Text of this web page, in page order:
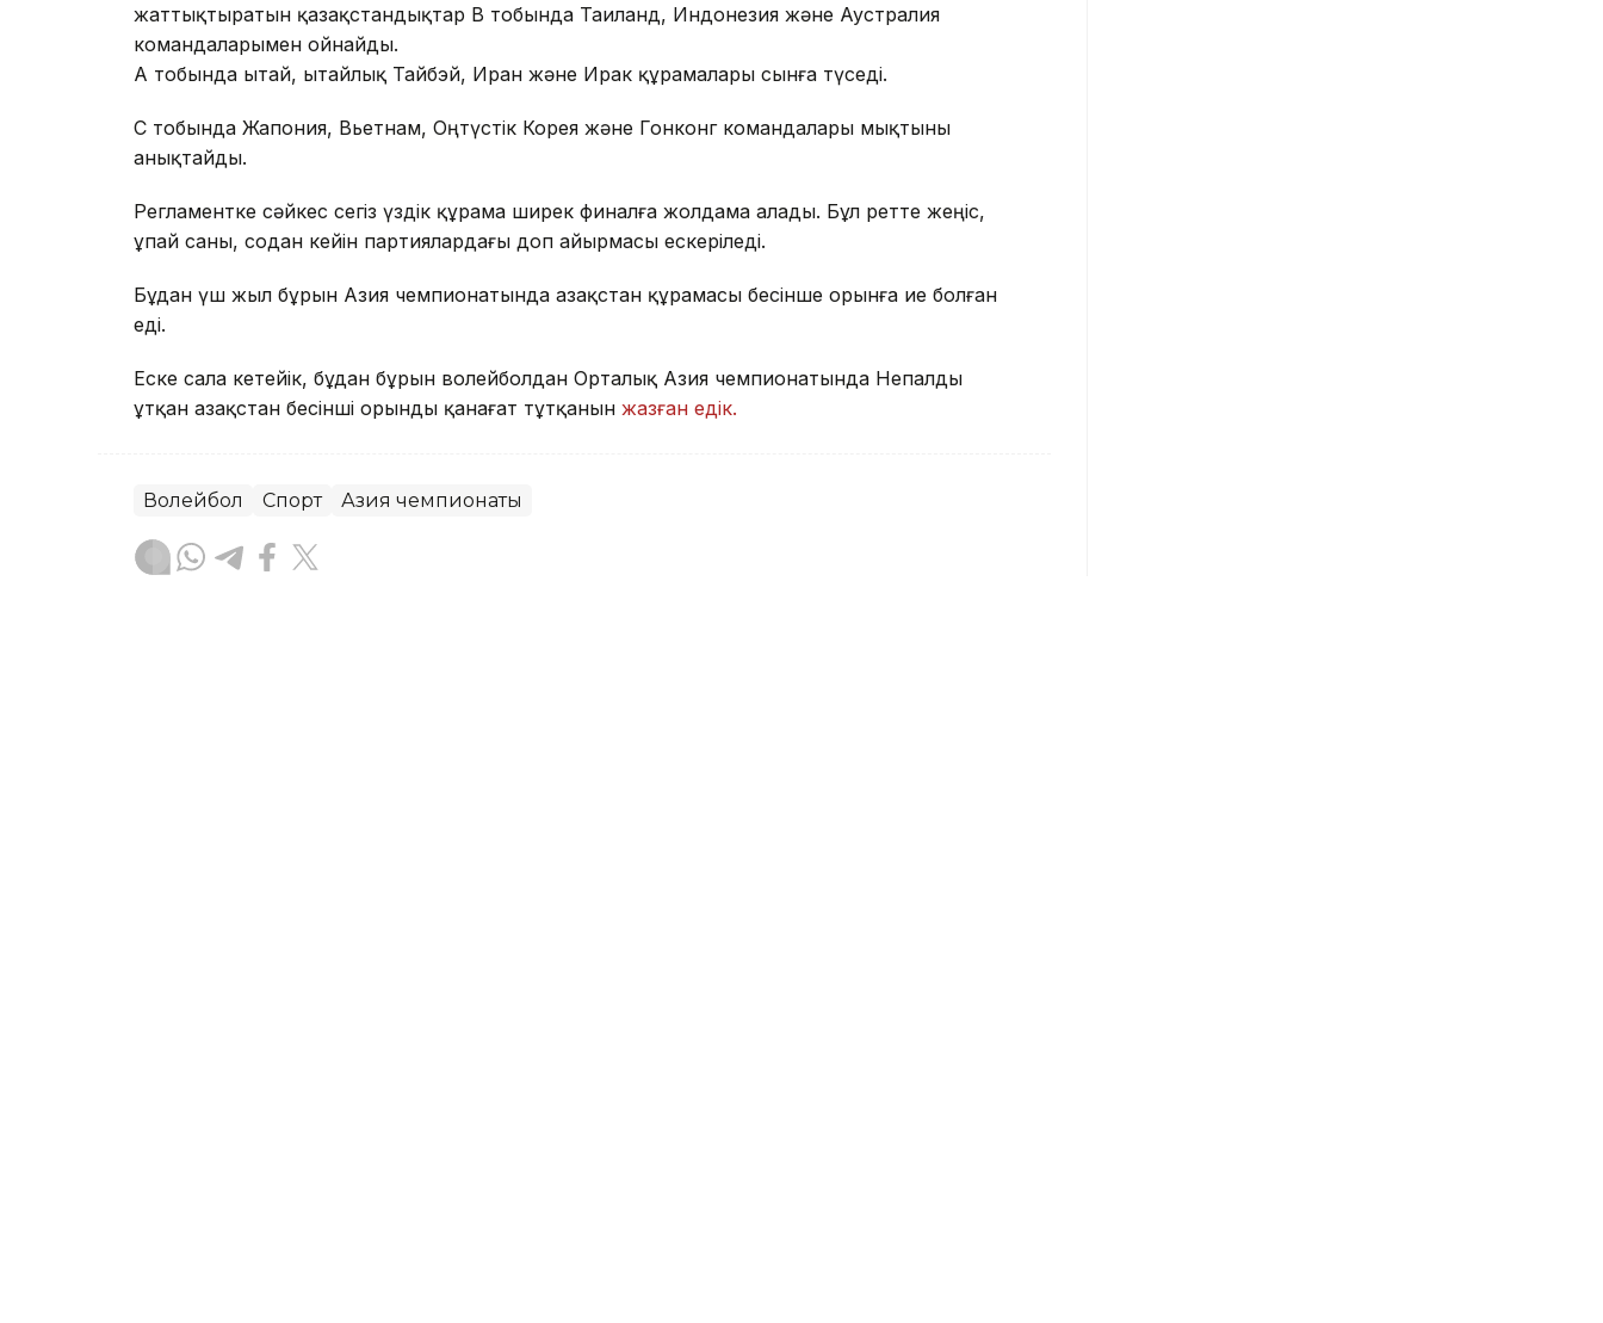
жаттықтыратын қазақстандықтар В тобында Таиланд, Индонезия және Аустралия
командаларымен ойнайды.
А тобында Қытай, Қытайлық Тайбэй, Иран және Ирак құрамалары сынға түседі.
С тобында Жапония, Вьетнам, Оңтүстік Корея және Гонконг командалары мықтыны
анықтайды.
Регламентке сәйкес сегіз үздік құрама ширек финалға жолдама алады. Бұл ретте жеңіс,
ұпай саны, содан кейін партиялардағы доп айырмасы ескеріледі.
Бұдан үш жыл бұрын Азия чемпионатында Қазақстан құрамасы бесінше орынға ие болған
еді.
Еске сала кетейік, бұдан бұрын волейболдан Орталық Азия чемпионатында Непалды
ұтқан Қазақстан бесінші орынды қанағат тұтқанын жазған едік.
Волейбол Спорт Азия чемпионаты